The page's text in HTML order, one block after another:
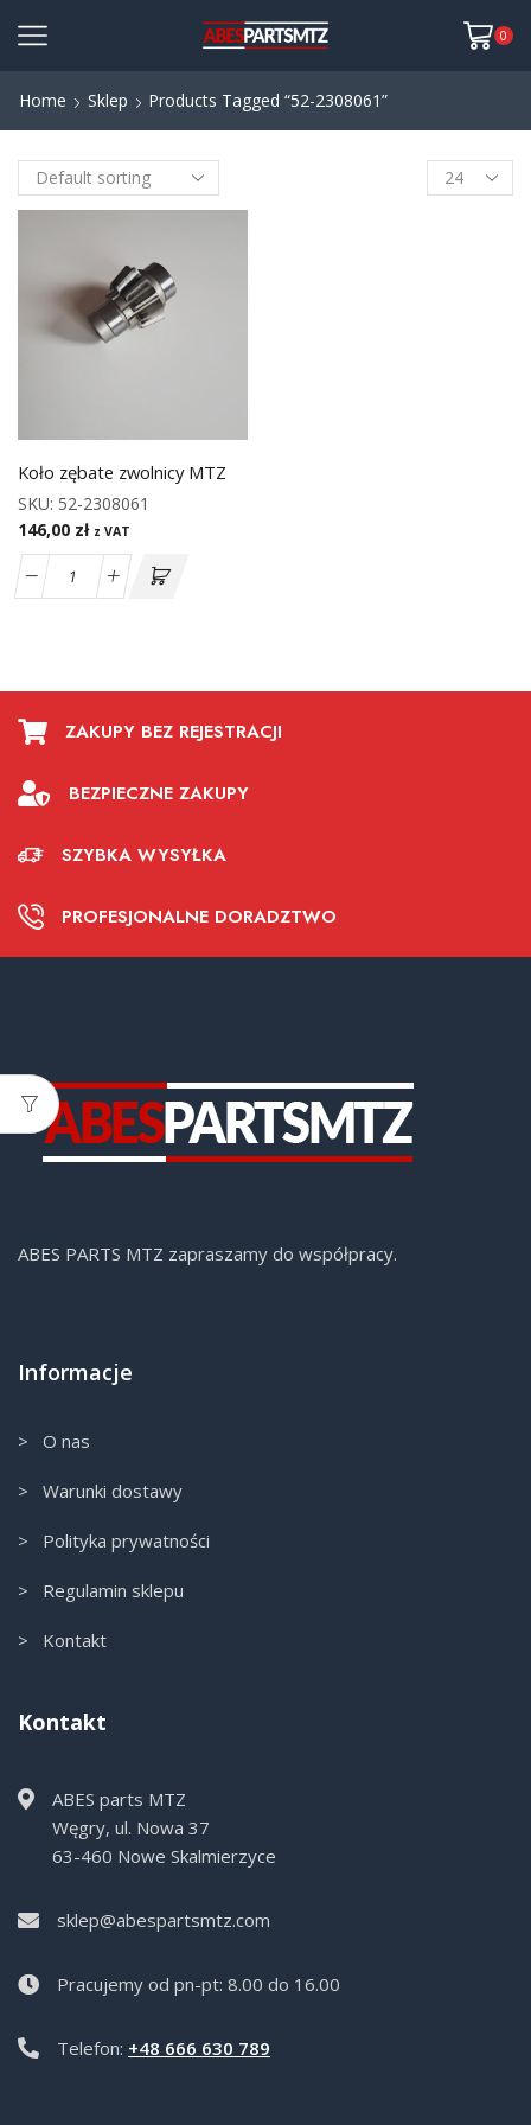
0
Home Sklep Products Tagged “52-2308061”
Koło zębate zwolnicy MTZ
SKU: 52-2308061
146,00 zł z VAT
ZAKUPY BEZ REJESTRACJI
BEZPIECZNE ZAKUPY
SZYBKA WYSYŁKA
PROFESJONALNE DORADZTWO
ABES PARTS MTZ zapraszamy do współpracy.
Informacje
> O nas
> Warunki dostawy
> Polityka prywatności
> Regulamin sklepu
> Kontakt
Kontakt
ABES parts MTZ
Węgry, ul. Nowa 37
63-460 Nowe Skalmierzyce
sklep@abespartsmtz.com
Pracujemy od pn-pt: 8.00 do 16.00
Telefon: +48 666 630 789